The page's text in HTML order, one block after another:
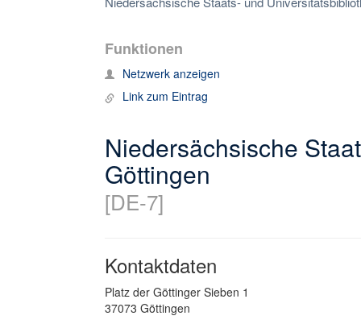
Funktionen
Netzwerk anzeigen
Link zum Eintrag
Niedersächsische
Göttingen
[DE-7]
Kontaktdaten
Platz der Göttinger Sieben 1
37073 Göttingen